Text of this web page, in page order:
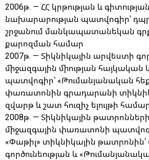
2006թ. — ՀՀ կրթության և գիտության
նախարարության պատվոգիր՝
շրջանում մանկապատանեկան
քարոզման համար
2007թ. — Տիկնիկային արվեստի
միջազգային միության հայկական
պատվոգիր՝ «Թումանյանական
փառատոնին գրադարանի
զվարթ և շատ հուզիչ ելույթի
2008թ. — Տիկնիկային
միջազգային փառատոնի
«Փաթիլ» տիկնիկային
գործունեության և